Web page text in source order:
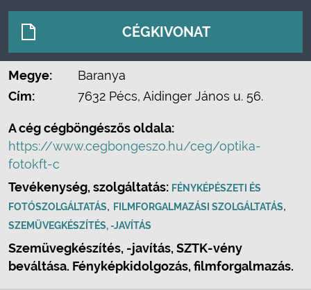
CÉGKIVONAT
Megye:
Baranya
Cím:
7632 Pécs, Aidinger János u. 56.
A cég cégböngészős oldala:
https://www.cegbongeszo.hu/ceg/optika-
fotokft-c
Tevékenység, szolgáltatás: FÉNYKÉPÉSZETI ÉS
FOTÓSZOLGÁLTATÁS, FILMFORGALMAZÁSI SZOLGÁLTATÁS,
SZEMÜVEGKÉSZÍTÉS, -JAVÍTÁS
Szemüvegkészítés, -javítás, SZTK-vény
beváltása. Fényképkidolgozás, filmforgalmazás.